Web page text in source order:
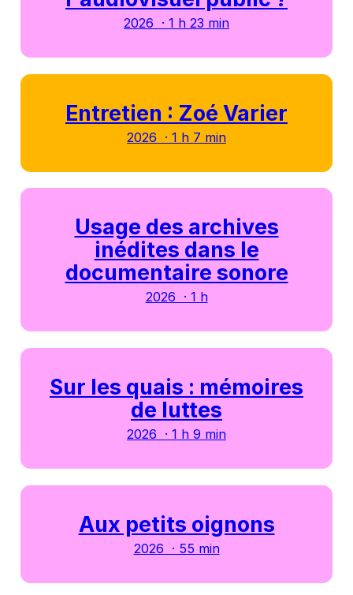
2026 · 1 h 23 min
Entretien : Zoé Varier
2026 · 1 h 7 min
Usage des archives
inédites dans le
documentaire sonore
2026 · 1 h
Sur les quais : mémoires
de luttes
2026 · 1 h 9 min
Aux petits oignons
2026 · 55 min